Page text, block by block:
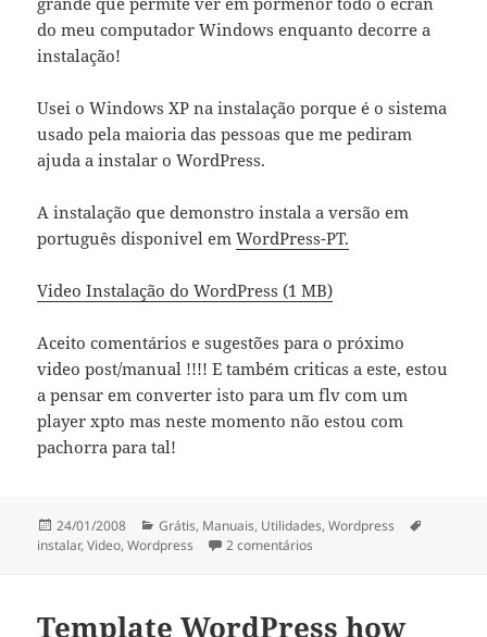
do meu computador Windows enquanto decorre a
instalação!
Usei o Windows XP na instalação porque é o sistema
usado pela maioria das pessoas que me pediram
ajuda a instalar o WordPress.
A instalação que demonstro instala a versão em
português disponivel emWordPress-PT.
Video Instalação do WordPress (1 MB)
Aceito comentários e sugestões para o próximo
video post/manual !!!! E também criticas a este, estou
a pensar em converter isto para um flv com um
player xpto mas neste momento não estou com
pachorra para tal!
Publicado
a
24/01/2008 Categorias
Grátis, Manuais, Utilidades,Wordpress
instalar,Video,Wordpress 2 comentários
Template WordPress how